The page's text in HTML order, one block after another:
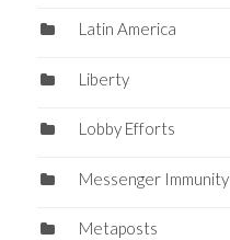
Latin America
Liberty
Lobby Efforts
Messenger Immunity
Metaposts